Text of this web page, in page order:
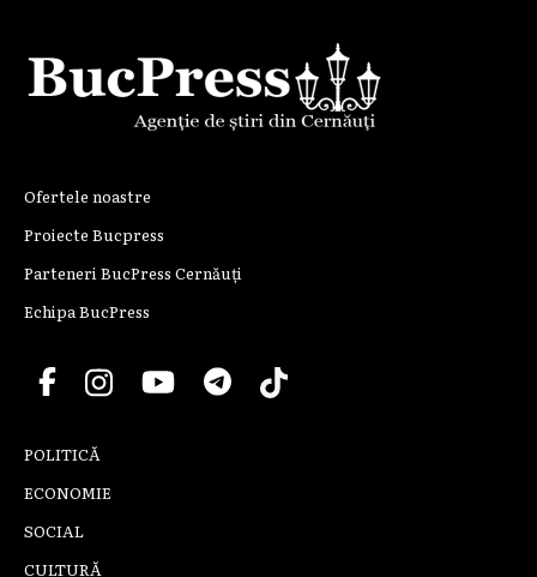
Ofertele noastre
Proiecte Bucpress
Parteneri BucPress Cernăuți
Echipa BucPress
POLITICĂ
ECONOMIE
SOCIAL
CULTURĂ